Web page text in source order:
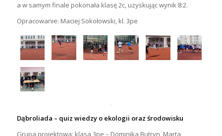
a w samym finale pokonała klasę 2c, uzyskując wynik 8:2.
Opracowanie: Maciej Sokołowski, kl. 3pe
Dąbroliada – quiz wiedzy o ekologii oraz środowisku
Grupa projektowa: klasa 3pe – Dominika Butryn, Marta